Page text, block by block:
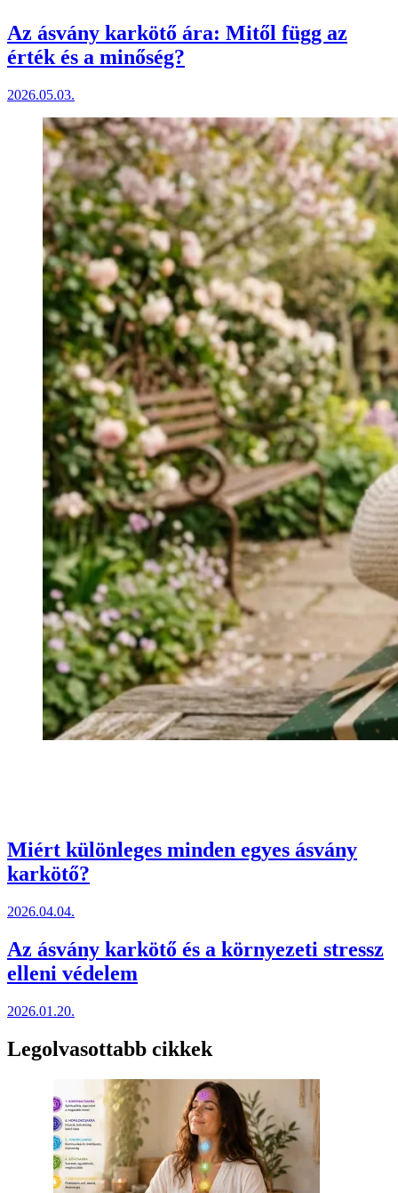
Az ásvány karkötő ára: Mitől függ az
érték és a minőség?
2026.05.03.
Miért különleges minden egyes ásvány
karkötő?
2026.04.04.
Az ásvány karkötő és a környezeti stressz
elleni védelem
2026.01.20.
Legolvasottabb cikkek